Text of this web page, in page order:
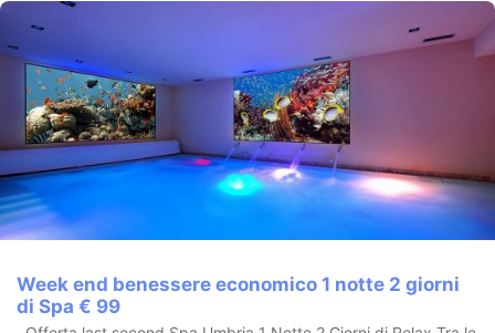
Week end benessere economico 1 notte 2 giorni
di Spa € 99